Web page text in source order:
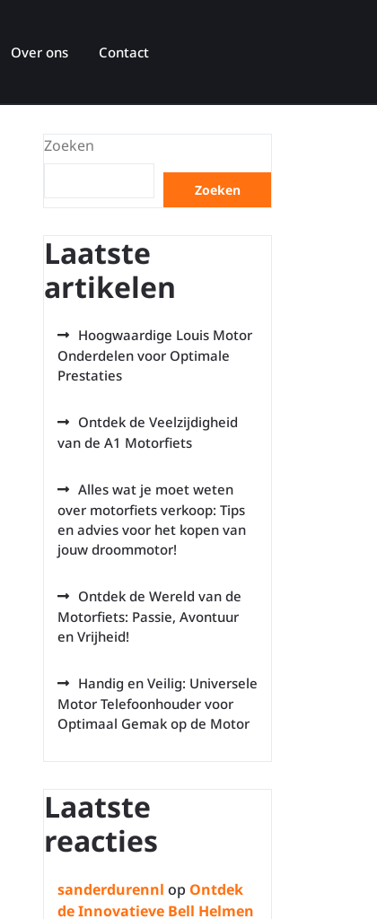
Over ons Contact
Zoeken
Zoeken
Laatste
artikelen
Hoogwaardige Louis Motor
Onderdelen voor Optimale
Prestaties
Ontdek de Veelzijdigheid
van de A1 Motorfiets
Alles wat je moet weten
over motorfiets verkoop: Tips
en advies voor het kopen van
jouw droommotor!
Ontdek de Wereld van de
Motorfiets: Passie, Avontuur
en Vrijheid!
Handig en Veilig: Universele
Motor Telefoonhouder voor
Optimaal Gemak op de Motor
Laatste
reacties
sanderdurennl op Ontdek
de Innovatieve Bell Helmen